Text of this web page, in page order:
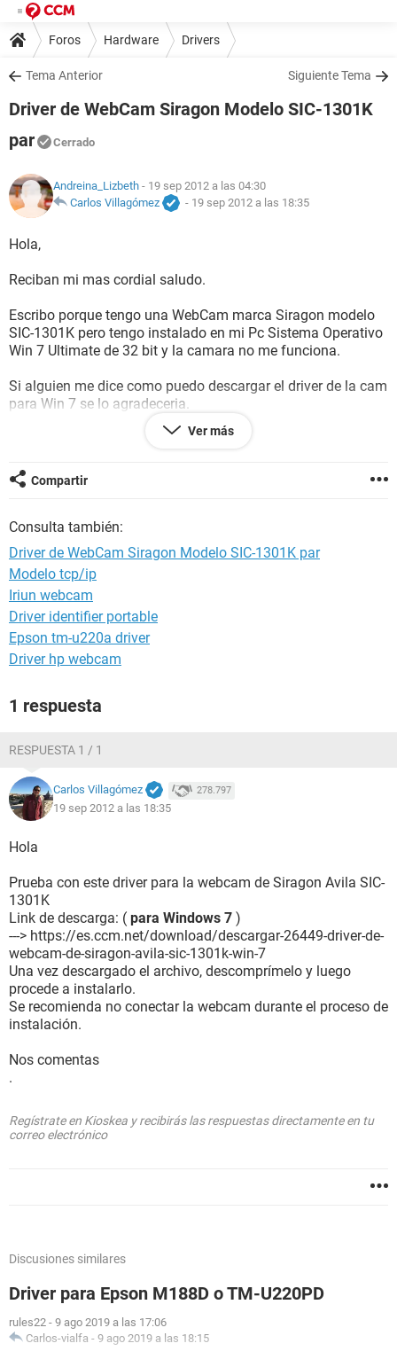
Foros Hardware Drivers
Tema Anterior Siguiente Tema
Driver de WebCam Siragon Modelo SIC-1301K
par
Cerrado
Andreina_Lizbeth - 19 sep 2012 a las 04:30
Carlos Villagómez
- 19 sep 2012 a las 18:35
Hola,
Reciban mi mas cordial saludo.
Escribo porque tengo una WebCam marca Siragon modelo
SIC-1301K pero tengo instalado en mi Pc Sistema Operativo
Win 7 Ultimate de 32 bit y la camara no me funciona.
Si alguien me dice como puedo descargar el driver de la cam
para Win 7 se lo agradeceria.
Dios los bendiga!
Ver más
Compartir
Consulta también:
Driver de WebCam Siragon Modelo SIC-1301K par
Modelo tcp/ip
Iriun webcam
Driver identifier portable
Epson tm-u220a driver
Driver hp webcam
1 respuesta
RESPUESTA 1 / 1
Carlos Villagómez 278.797
19 sep 2012 a las 18:35
Hola
Prueba con este driver para la webcam de Siragon Avila SIC-
1301K
Link de descarga: ( para Windows 7 )
---> https://es.ccm.net/download/descargar-26449-driver-de-
webcam-de-siragon-avila-sic-1301k-win-7
Una vez descargado el archivo, descomprímelo y luego
procede a instalarlo.
Se recomienda no conectar la webcam durante el proceso de
instalación.
Nos comentas
.
Regístrate en Kioskea y recibirás las respuestas directamente en tu
correo electrónico
Discusiones similares
Driver para Epson M188D o TM-U220PD
rules22 - 9 ago 2019 a las 17:06
Carlos-vialfa - 9 ago 2019 a las 18:15